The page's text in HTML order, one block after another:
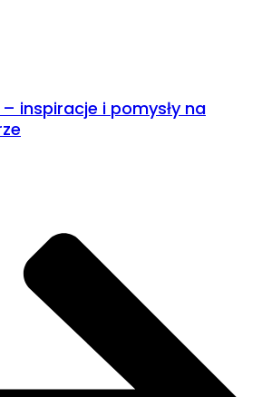
inspiracje i pomysły na